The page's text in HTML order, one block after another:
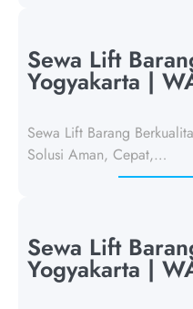
Sewa Lift
Yogyakarta |
Sewa Lift Barang
Solusi Aman, Cepat,…
Sewa Lift
Yogyakarta |